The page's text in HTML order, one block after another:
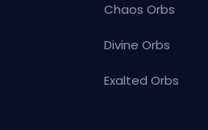
Chaos Orbs
Divine Orbs
Exalted Orbs